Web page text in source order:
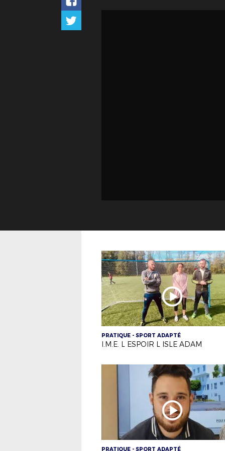
PRATIQUE - SPORT ADAPTÉ
I.M.E. L ESPOIR L ISLE ADAM
PRATIQUE - SPORT ADAPTÉ